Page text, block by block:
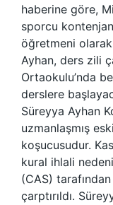
haberine göre,
sporcu
öğretmeni
Ayhan, ders zili
Ortaokulu’nda
derslere
Süreyya Ayhan
uzmanlaşmış
koşucusudur.
kural ihlali
(CAS)
çarptırıldı.